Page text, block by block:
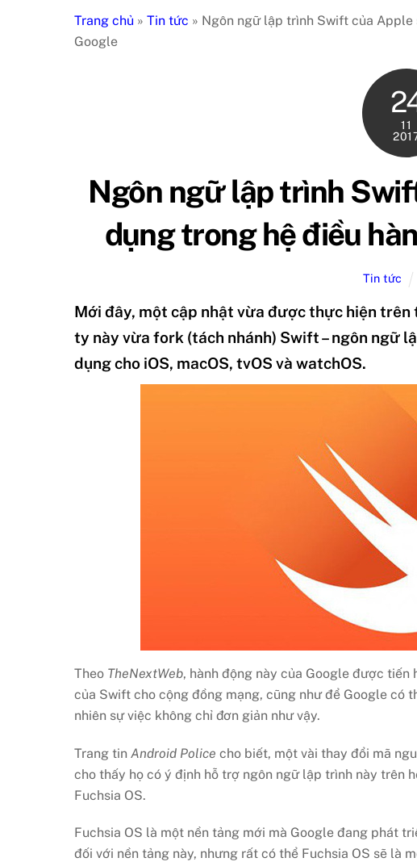
Trang chủ » Tin tức » Ngôn ngữ lập trình Swift của Apple
Google
11
Ngôn ngữ lập trình
dụng trong hệ điều
Tin tức
Mới đây, một cập nhật vừa được thực hiện
ty này vừa fork (tách nhánh) Swift – ngôn ngữ
dụng cho iOS, macOS, tvOS và watchOS.
Theo TheNextWeb, hành động này của Google được tiến
của Swift cho cộng đồng mạng, cũng như để Google có
nhiên sự việc không chỉ đơn giản như vậy.
Trang tin Android Police cho biết, một vài thay đổi mã
cho thấy họ có ý định hỗ trợ ngôn ngữ lập trình này trên
Fuchsia OS.
Fuchsia OS là một nền tảng mới mà Google đang phát
đối với nền tảng này, nhưng rất có thể Fuchsia OS sẽ là